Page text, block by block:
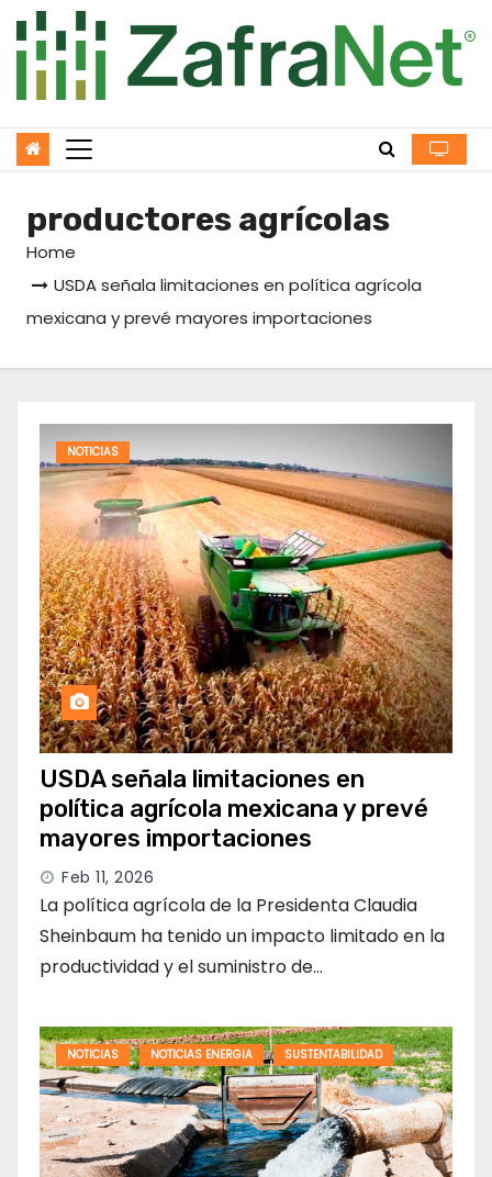
to
content
productores agrícolas
Home
USDA señala limitaciones en política agrícola
mexicana y prevé mayores importaciones
NOTICIAS
USDA señala limitaciones en
política agrícola mexicana y prevé
mayores importaciones
Feb 11, 2026
La política agrícola de la Presidenta Claudia
Sheinbaum ha tenido un impacto limitado en la
productividad y el suministro de…
NOTICIAS NOTICIAS ENERGIA SUSTENTABILIDAD